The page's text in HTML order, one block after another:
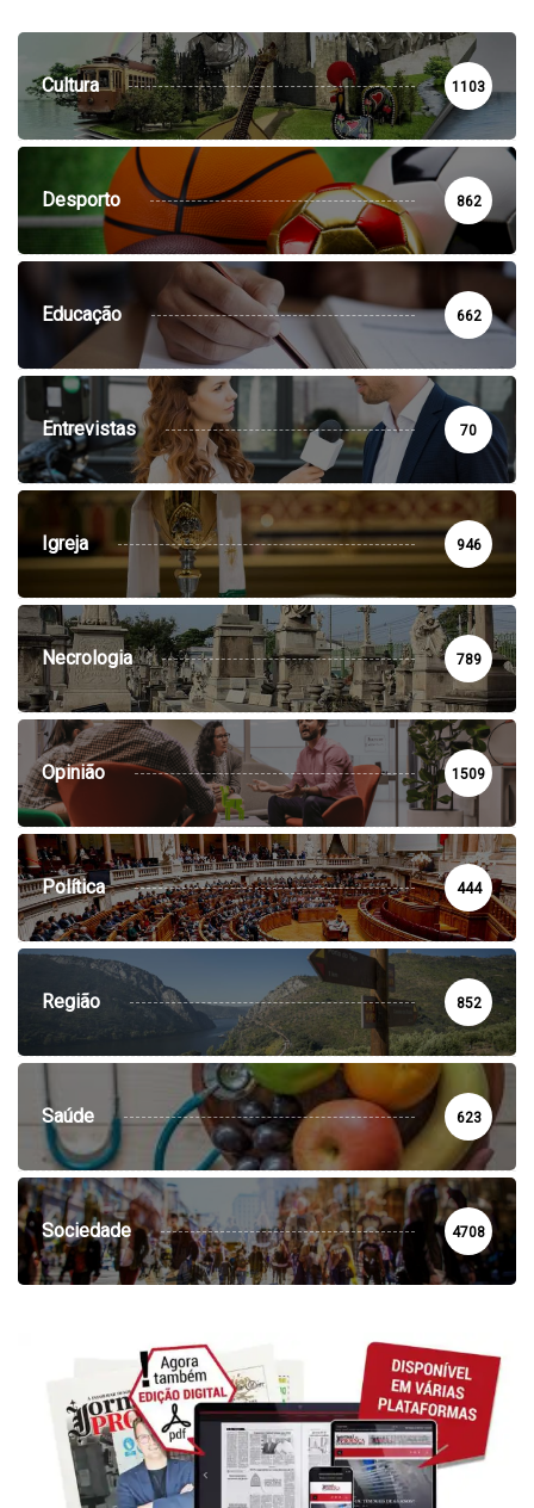
Cultura 1103
Desporto 862
Educação 662
Entrevistas 70
Igreja 946
Necrologia 789
Opinião 1509
Política 444
Região 852
Saúde 623
Sociedade 4708